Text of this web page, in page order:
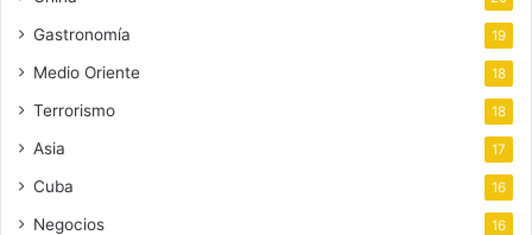
Gastronomía 19
Medio Oriente 18
Terrorismo 18
Asia 17
Cuba 16
Negocios 16